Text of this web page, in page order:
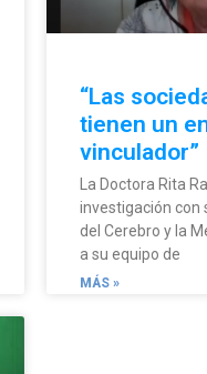
“Las
tienen un
vinculador”
La Doctora Rita
investigación con
del Cerebro y la
a su equipo de
MÁS »